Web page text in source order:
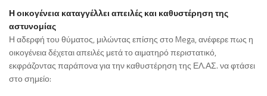
Η οικογένεια καταγγέλλει απειλές και καθυστέρηση της
αστυνομίας
Η αδερφή του θύματος, μιλώντας επίσης στο Mega, ανέφερε πως η
οικογένεια δέχεται απειλές μετά το αιματηρό περιστατικό,
εκφράζοντας παράπονα για την καθυστέρηση της ΕΛ.ΑΣ. να φτάσει
στο σημείο: